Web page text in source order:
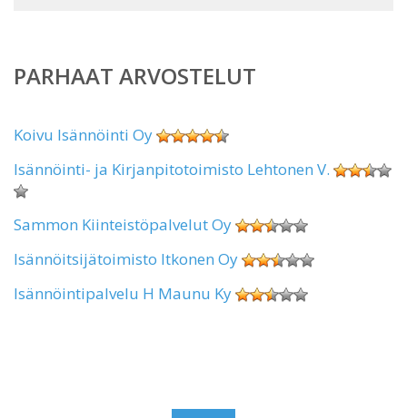
PARHAAT ARVOSTELUT
Koivu Isännöinti Oy
Isännöinti- ja Kirjanpitotoimisto Lehtonen V.
Sammon Kiinteistöpalvelut Oy
Isännöitsijätoimisto Itkonen Oy
Isännöintipalvelu H Maunu Ky